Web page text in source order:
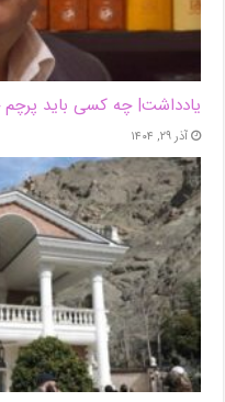
یادداشت| ‌چه کسی باید
آذر ۲۹, ۱۴۰۴